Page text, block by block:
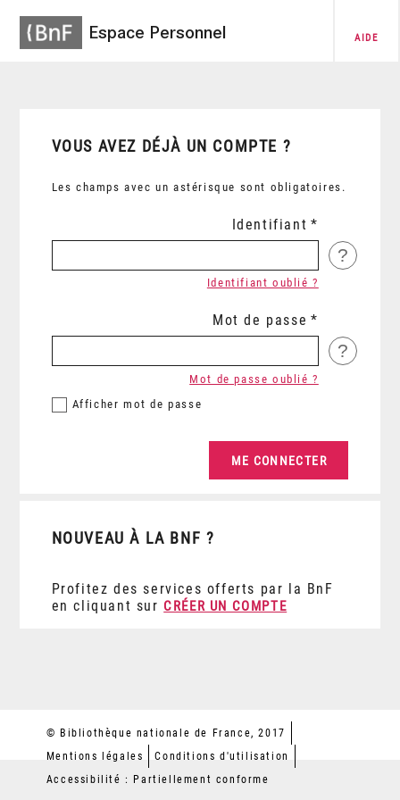
Espace Personnel AIDE
VOUS AVEZ DÉJÀ UN COMPTE ?
Les champs avec un astérisque sont obligatoires.
Identifiant
?
Identifiant oublié ?
Mot de passe
?
Afficher mot de passe
Mot de passe oublié ?
NOUVEAU À LA BNF ?
Profitez des services offerts par la BnF
en cliquant sur CRÉER UN COMPTE
© Bibliothèque nationale de France, 2017
Mentions légales
Conditions d'utilisation
Accessibilité : Partiellement conforme